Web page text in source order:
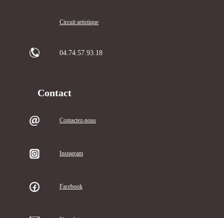
Circuit artistique
04.74.57.93.18
Contact
Contactez-nous
Instagram
Facebook